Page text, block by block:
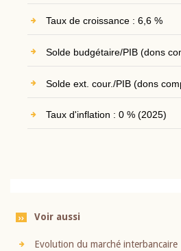
Taux de croissance : 6,6 %
Solde budgétaire/PIB (dons
Solde ext. cour./PIB (dons
Taux d'inflation : 0 % (2025)
Voir aussi
Evolution du marché interbancaire